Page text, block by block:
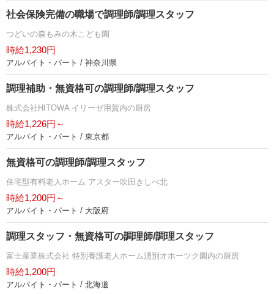
社会保険完備の職場で調理師/調理スタッフ
つどいの森もみの木こども園
時給1,230円
アルバイト・パート / 神奈川県
調理補助・無資格可の調理師/調理スタッフ
株式会社HITOWA イリーゼ用賀内の厨房
時給1,226円～
アルバイト・パート / 東京都
無資格可の調理師/調理スタッフ
住宅型有料老人ホーム アスター吹田きしべ北
時給1,200円～
アルバイト・パート / 大阪府
調理スタッフ・無資格可の調理師/調理スタッフ
富士産業株式会社 特別養護老人ホーム湧別オホーツク園内の厨房
時給1,200円
アルバイト・パート / 北海道